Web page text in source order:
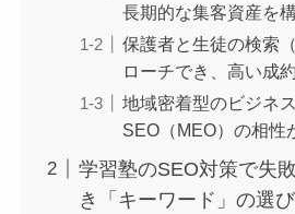
長期的な集客資産を
保護者と生徒の検索
ローチでき、高い成
地域密着型のビジネ
SEO（MEO）の相性
学習塾のSEO対策で失
き「キーワード」の選